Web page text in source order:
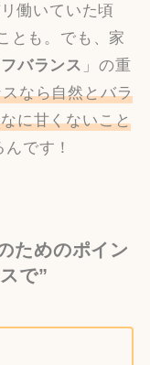
働いていた頃
とも。でも、家
バランス 」の重
なら自然とバラ
に甘くないこと
です！
ためのポイン
で”